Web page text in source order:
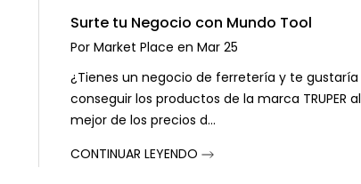
Surte tu Negocio con Mundo Tool
Por Market Place en Mar 25
¿Tienes un negocio de ferretería y te gustaría
conseguir los productos de la marca TRUPER al
mejor de los precios d...
CONTINUAR LEYENDO